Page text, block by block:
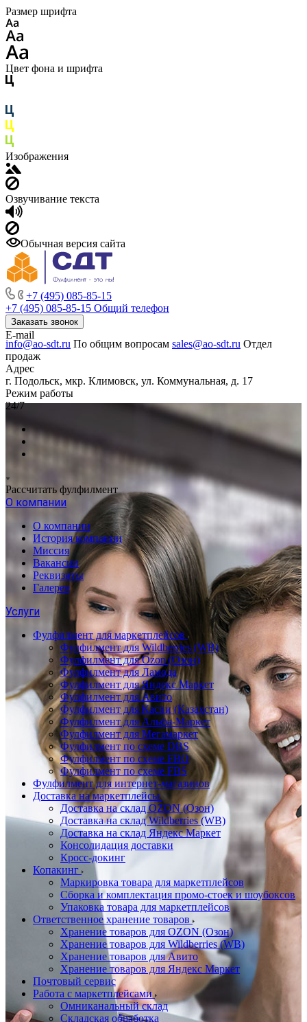
Размер шрифта
Цвет фона и шрифта
Изображения
Озвучивание текста
Обычная версия сайта
+7 (495) 085-85-15
+7 (495) 085-85-15 Общий телефон
Заказать звонок
E-mail
info@ao-sdt.ru По общим вопросам sales@ao-sdt.ru Отдел
продаж
Адрес
г. Подольск, мкр. Климовск, ул. Коммунальная, д. 17
Режим работы
24/7
Рассчитать фулфилмент
О компании
О компании
История компании
Миссия
Вакансии
Реквизиты
Галерея
Услуги
Фулфилмент для маркетплейсов
Фулфилмент для Wildberries (WB)
Фулфилмент для Ozon (Озон)
Фулфилмент для Ламода
Фулфилмент для Яндекс Маркет
Фулфилмент для Авито
Фулфилмент для Каспи (Казахстан)
Фулфилмент для Альфа-Маркет
Фулфилмент для Мегамаркет
Фулфилмент по схеме DBS
Фулфилмент по схеме FBO
Фулфилмент по схеме FBS
Фулфилмент для интернет-магазинов
Доставка на маркетплейсы
Доставка на склад OZON (Озон)
Доставка на склад Wildberries (WB)
Доставка на склад Яндекс Маркет
Консолидация доставки
Кросс-докинг
Копакинг
Маркировка товара для маркетплейсов
Сборка и комплектация промо-стоек и шоубоксов
Упаковка товара для маркетплейсов
Ответственное хранение товаров
Хранение товаров для OZON (Озон)
Хранение товаров для Wildberries (WB)
Хранение товаров для Авито
Хранение товаров для Яндекс Маркет
Почтовый сервис
Работа с маркетплейсами
Омниканальный склад
Складская обработка